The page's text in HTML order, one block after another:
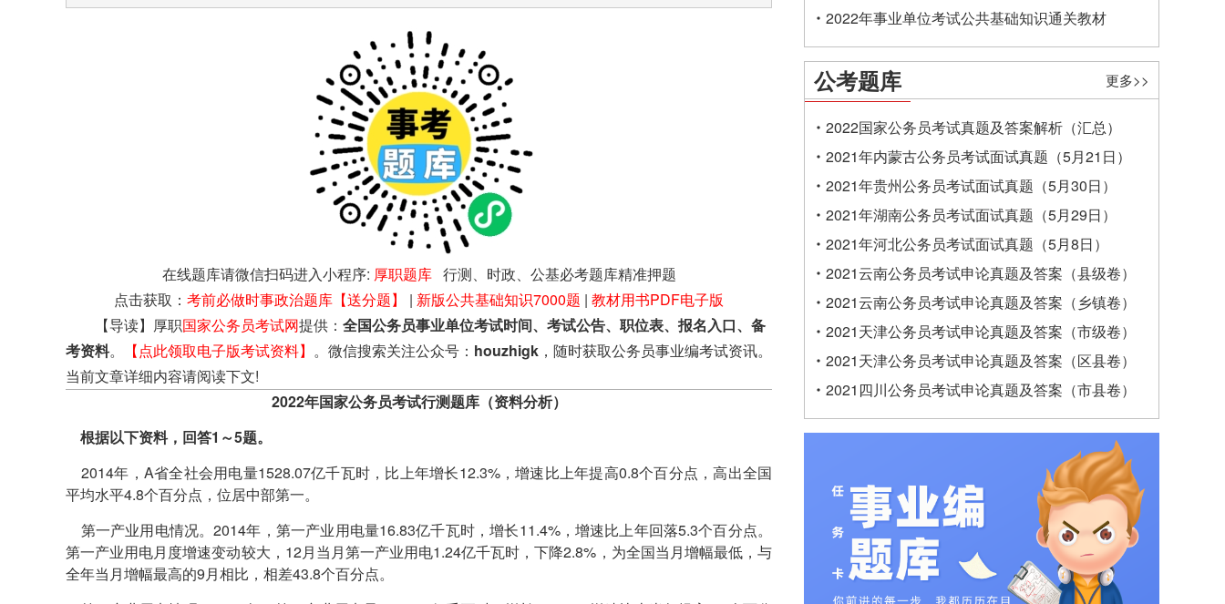
在线题库请微信扫码进入小程序: 厚职题库行测、时政、公基必考题库精准押题
点击获取： 考前必做时事政治题库【送分题】 | 新版公共基础知识7000题 | 教材用书PDF电子版
【导读】厚职国家公务员考试网提供： 全国公务员事业单位考试时间、考试公告、职位表、报名入口、备
考资料。 【点此领取电子版考试资料】 。微信搜索关注公众号： houzhigk ，随时获取公务员事业编考试资讯。
当前文章详细内容请阅读下文!
2022年国家公务员考试行测题库（资料分析）
根据以下资料，回答1～5题。
2014年，A省全社会用电量1528.07亿千瓦时，比上年增长12.3%，增速比上年提高0.8个百分点，高出全国
平均水平4.8个百分点，位居中部第一。
第一产业用电情况。2014年，第一产业用电量16.83亿千瓦时，增长11.4%，增速比上年回落5.3个百分点。
第一产业用电月度增速变动较大，12月当月第一产业用电1.24亿千瓦时，下降2.8%，为全国当月增幅最低，与
全年当月增幅最高的9月相比，相差43.8个百分点。
2022年事业单位考试公共基础知识通关教材
公考题库 更多>>
2022国家公务员考试真题及答案解析（汇总）
2021年内蒙古公务员考试面试真题（5月21日）
2021年贵州公务员考试面试真题（5月30日）
2021年湖南公务员考试面试真题（5月29日）
2021年河北公务员考试面试真题（5月8日）
2021云南公务员考试申论真题及答案（县级卷）
2021云南公务员考试申论真题及答案（乡镇卷）
2021天津公务员考试申论真题及答案（市级卷）
2021天津公务员考试申论真题及答案（区县卷）
2021四川公务员考试申论真题及答案（市县卷）